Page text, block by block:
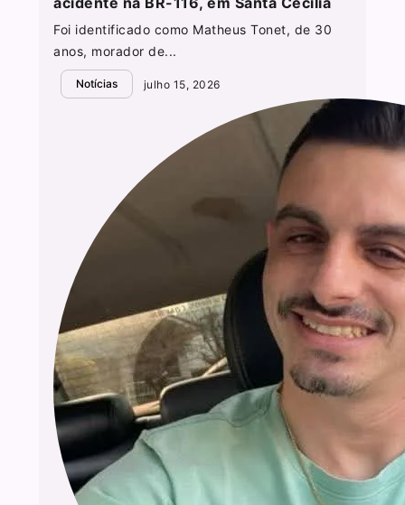
Foi identificado como Matheus Tonet, de 30
anos, morador de...
Notícias julho 15, 2026